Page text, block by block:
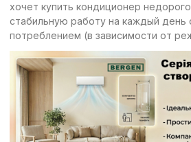
хочет купить кондиционер
стабильную работу на каждый день
потреблением (в зависимости от